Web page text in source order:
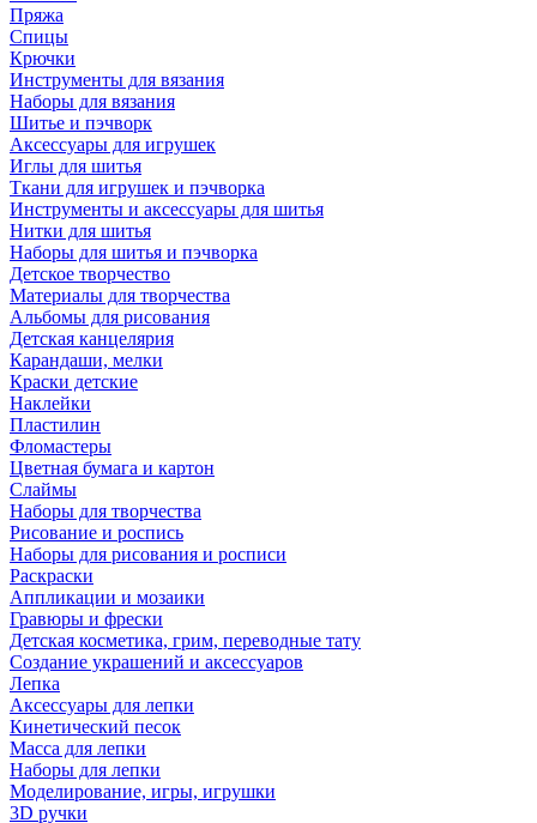
Пряжа
Спицы
Крючки
Инструменты для вязания
Наборы для вязания
Шитье и пэчворк
Аксессуары для игрушек
Иглы для шитья
Ткани для игрушек и пэчворка
Инструменты и аксессуары для шитья
Нитки для шитья
Наборы для шитья и пэчворка
Детское творчество
Материалы для творчества
Альбомы для рисования
Детская канцелярия
Карандаши, мелки
Краски детские
Наклейки
Пластилин
Фломастеры
Цветная бумага и картон
Слаймы
Наборы для творчества
Рисование и роспись
Наборы для рисования и росписи
Раскраски
Аппликации и мозаики
Гравюры и фрески
Детская косметика, грим, переводные тату
Создание украшений и аксессуаров
Лепка
Аксессуары для лепки
Кинетический песок
Масса для лепки
Наборы для лепки
Моделирование, игры, игрушки
3D ручки